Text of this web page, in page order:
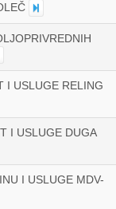
I USLUGE RELING
I USLUGE DUGA
I USLUGE MDV-